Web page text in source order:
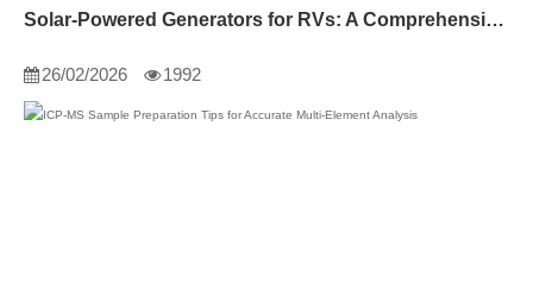
Solar-Powered Generators for RVs: A Comprehensive Guide
26/02/2026 1992